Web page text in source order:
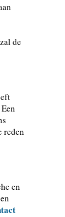
de
reden
en